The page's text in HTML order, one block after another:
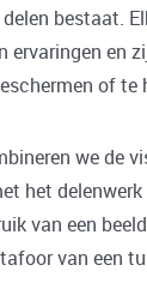
bestaat.
ervaringen en
of te
we de
het delenwerk
van een
van een